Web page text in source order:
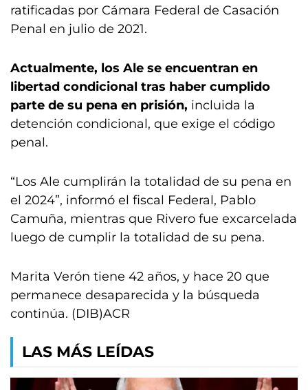
ratificadas por Cámara Federal de Casación
Penal en julio de 2021.
Actualmente, los Ale se encuentran en
libertad condicional tras haber cumplido
parte de su pena en prisión, incluida la
detención condicional, que exige el código
penal.
“Los Ale cumplirán la totalidad de su pena en
el 2024”, informó el fiscal Federal, Pablo
Camuña, mientras que Rivero fue excarcelada
luego de cumplir la totalidad de su pena.
Marita Verón tiene 42 años, y hace 20 que
permanece desaparecida y la búsqueda
continúa. (DIB)ACR
LAS MÁS LEÍDAS